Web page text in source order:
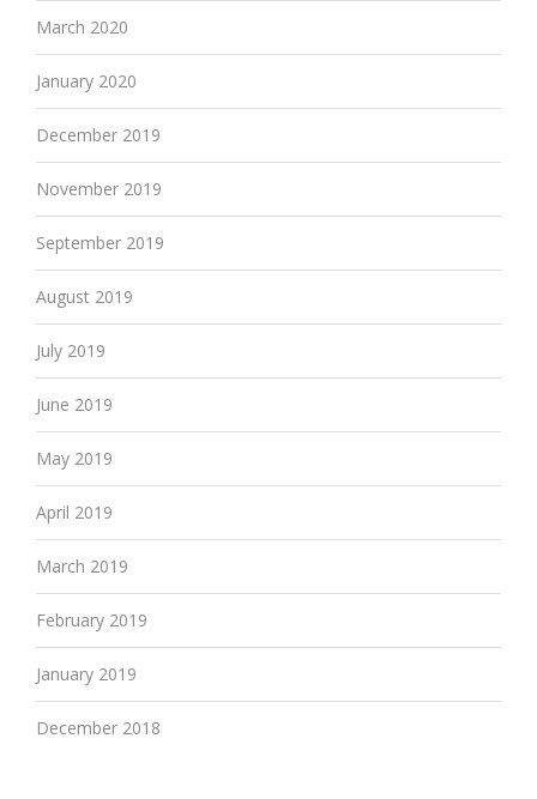
March 2020
January 2020
December 2019
November 2019
September 2019
August 2019
July 2019
June 2019
May 2019
April 2019
March 2019
February 2019
January 2019
December 2018